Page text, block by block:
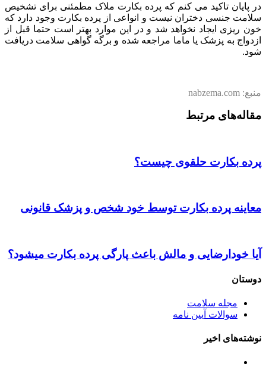
در پایان تاکید می کنم که پرده بکارت ملاک مطمئنی برای تشخیص
سلامت جنسی دختران نیست و انواعی از پرده بکارت وجود دارد که
خون ریزی ایجاد نخواهد شد و در این موارد بهتر است حتما قبل از
ازدواج به پزشک یا ماما مراجعه شده و برگه گواهی سلامت دریافت
شود.
منبع: nabzema.com
مقاله‌های مرتبط
پرده بکارت حلقوی چیست؟
معاینه پرده بکارت توسط خود شخص و پزشک قانونی
آیا خودارضایی و مالش باعث پارگی پرده بکارت میشود؟
دوستان
مجله سلامت
سوالات آیین نامه
نوشته‌های اخیر